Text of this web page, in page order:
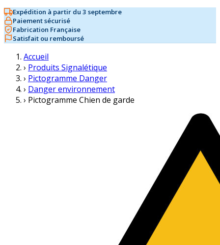
Expédition à partir du 3 septembre
Paiement sécurisé
Fabrication Française
Satisfait ou remboursé
Accueil
› Produits Signalétique
› Pictogramme Danger
› Danger environnement
› Pictogramme Chien de garde